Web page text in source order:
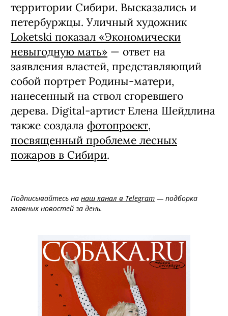
территории Сибири. Высказались и
петербуржцы. Уличный художник
Loketski показал «Экономически
невыгодную мать» — ответ на
заявления властей, представляющий
собой портрет Родины-матери,
нанесенный на ствол сгоревшего
дерева. Digital-артист Елена Шейдлина
также создала фотопроект,
посвященный проблеме лесных
пожаров в Сибири.
Подписывайтесь на наш канал в Telegram — подборка
главных новостей за день.